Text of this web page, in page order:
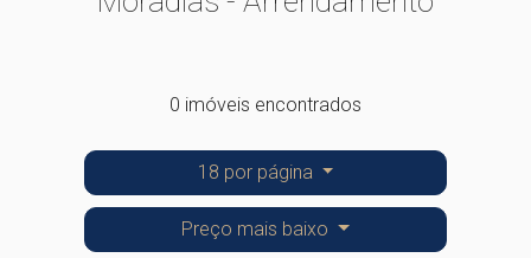
0 imóveis encontrados
18 por página
Preço mais baixo